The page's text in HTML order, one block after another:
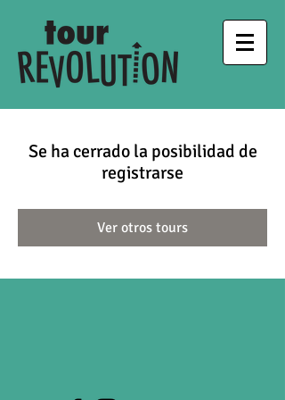
Se ha cerrado la posibilidad de
registrarse
Ver otros tours